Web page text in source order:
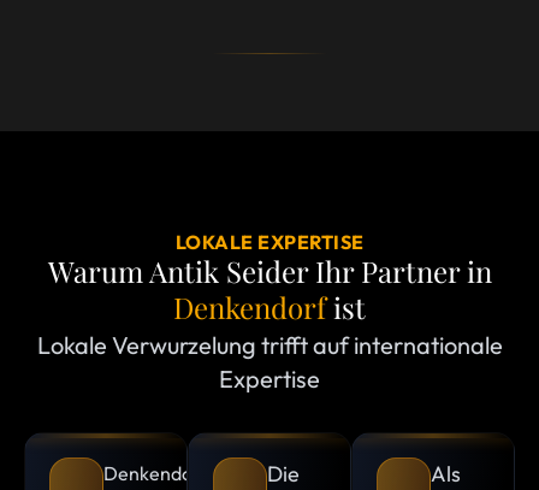
LOKALE EXPERTISE
Warum Antik Seider Ihr Partner in
Denkendorfist
Lokale Verwurzelung trifft auf internationale
Expertise
Denkendorf,
Die
Als